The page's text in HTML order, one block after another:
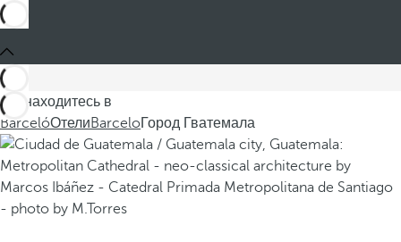
Вы находитесь в
BarcelóОтелиBarceloГород Гватемала